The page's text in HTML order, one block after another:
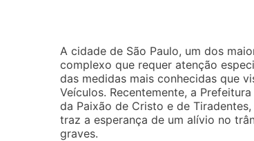
A cidade de São Paulo, um dos
complexo que requer atenção
das medidas mais conhecidas que
Veículos. Recentemente, a
da Paixão de Cristo e de
traz a esperança de um alívio no
graves.